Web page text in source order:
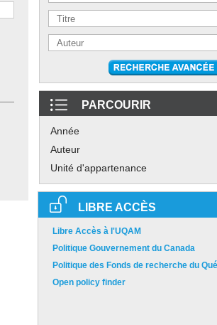
PARCOURIR
Année
Auteur
Unité d'appartenance
LIBRE ACCÈS
Libre Accès à l'UQAM
Politique Gouvernement du Canada
Politique des Fonds de recherche du
Open policy finder